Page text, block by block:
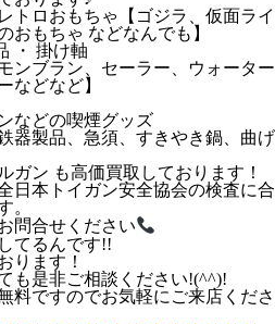
トロおもちゃ【ゴジラ、仮面ライ
おもちゃ などなんでも】
・ 掛け軸
ブラン、セーラー、ウォーター
などなど】
などの喫煙グッズ
器製品、急須、すきやき鍋、曲げ
ガン も高価買取しております！
日本トイガン安全協会の検査に合
。
問合せください
てるんです!!
ります！
も是非ご相談ください!(^^)!
料ですのでお気軽にご来店くださ